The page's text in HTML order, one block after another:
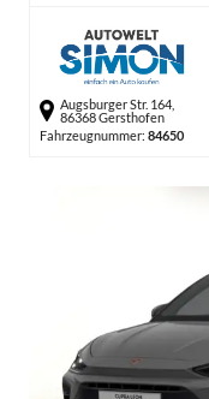
Augsburger Str. 164,
86368 Gersthofen
Fahrzeugnummer: 84650